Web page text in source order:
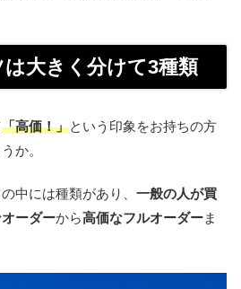
大きく分けて3種類
「高価！」という印象をお持ちの方
か。
中には種類があり、 一般の人が買
ーダーから高価なフルオーダーま